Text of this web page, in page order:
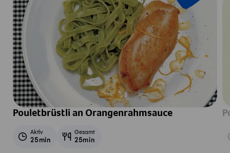
Pouletbrüstli an Orangenrahmsauce
Aktiv
25min
Gesamt
25min